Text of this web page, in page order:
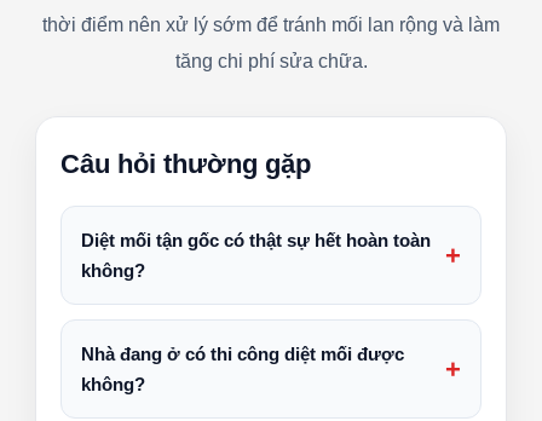
thời điểm nên xử lý sớm để tránh mối lan rộng và làm
tăng chi phí sửa chữa.
Câu hỏi thường gặp
Diệt mối tận gốc có thật sự hết hoàn toàn
không?
Nhà đang ở có thi công diệt mối được
không?